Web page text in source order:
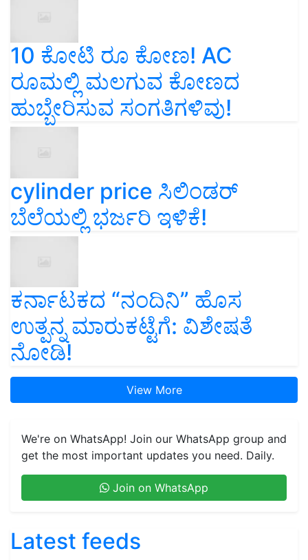
10 ಕೋಟಿ ರೂ ಕೋಣ! AC
ರೂಮಲ್ಲಿ ಮಲಗುವ ಕೋಣದ
ಹುಬ್ಬೇರಿಸುವ ಸಂಗತಿಗಳಿವು!
cylinder price ಸಿಲಿಂಡರ್‌
ಬೆಲೆಯಲ್ಲಿ ಭರ್ಜರಿ ಇಳಿಕೆ!
ಕರ್ನಾಟಕದ “ನಂದಿನಿ” ಹೊಸ
ಉತ್ಪನ್ನ ಮಾರುಕಟ್ಟೆಗೆ: ವಿಶೇಷತೆ
ನೋಡಿ!
View More
We're on WhatsApp! Join our WhatsApp group and
get the most important updates you need. Daily.
Join on WhatsApp
Latest feeds